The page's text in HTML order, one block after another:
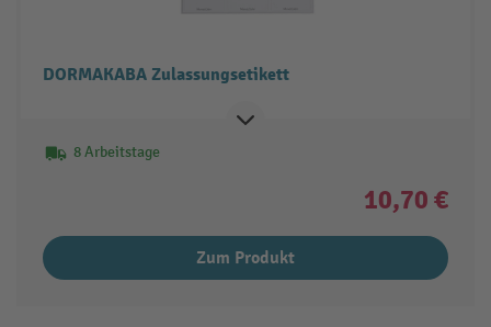
DORMAKABA Zulassungsetikett
8 Arbeitstage
10,70 €
Zum Produkt